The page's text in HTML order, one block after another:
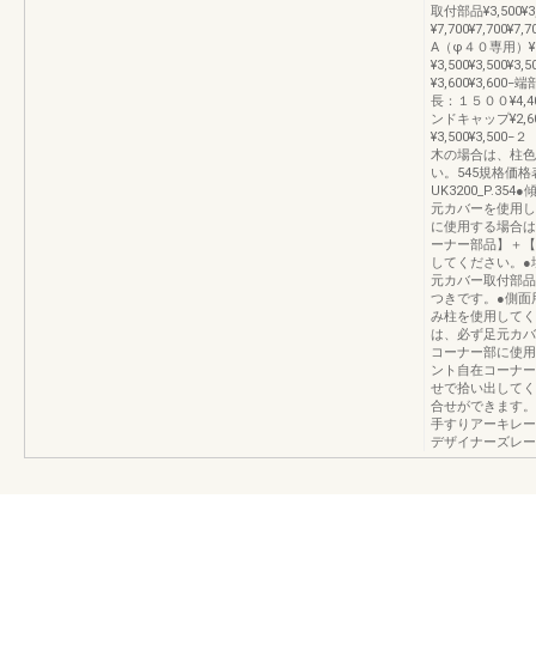
取付部品
A（φ４０専用）
¥3,600¥3,600−端
長：１５００
ンドキャップ
¥3,500¥3,500−
木の場合は、柱
い。545規格価
UK3200_P.354●
元カバーを使用
に使用する場合
ーナー部品】＋
してください。
元カバー取付部
つきです。●側面
み柱を使用して
は、必ず足元カ
コーナー部に使
ント自在コーナ
せで拾い出して
合せができます
手すりアーキレ
デザイナーズレ